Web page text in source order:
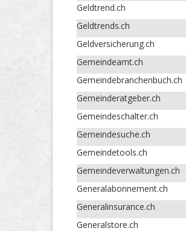
Geldtrend.ch
Geldtrends.ch
Geldversicherung.ch
Gemeindeamt.ch
Gemeindebranchenbuch.ch
Gemeinderatgeber.ch
Gemeindeschalter.ch
Gemeindesuche.ch
Gemeindetools.ch
Gemeindeverwaltungen.ch
Generalabonnement.ch
Generalinsurance.ch
Generalstore.ch